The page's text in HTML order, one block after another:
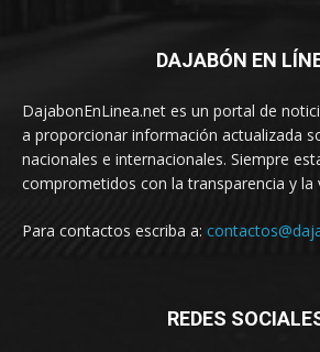
DAJABÓN EN
DajabonEnLinea.net es un portal de
a proporcionar información actualizada
nacionales e internacionales. Siempre
comprometidos con la transparencia y la
Para contactos escriba a:
REDES